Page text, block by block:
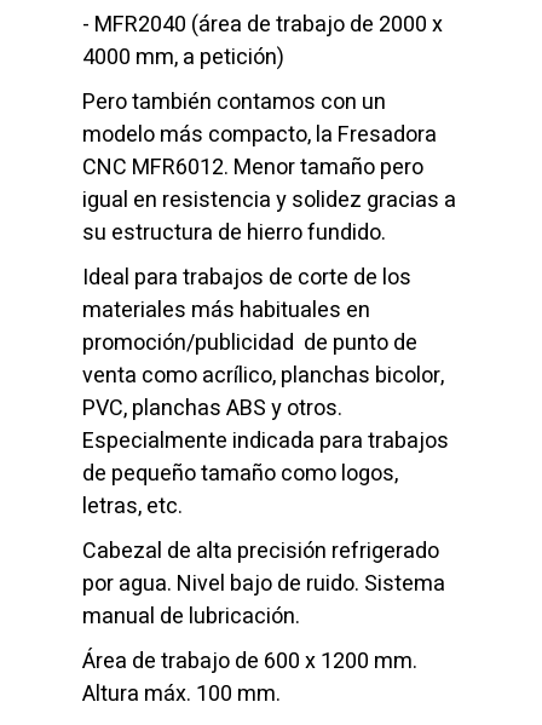
- MFR2040 (área de trabajo de 2000 x
4000 mm, a petición)
Pero también contamos con un
modelo más compacto, la Fresadora
CNC MFR6012. Menor tamaño pero
igual en resistencia y solidez gracias a
su estructura de hierro fundido.
Ideal para trabajos de corte de los
materiales más habituales en
promoción/publicidad de punto de
venta como acrílico, planchas bicolor,
PVC, planchas ABS y otros.
Especialmente indicada para trabajos
de pequeño tamaño como logos,
letras,etc.
Cabezal de alta precisión refrigerado
por agua. Nivel bajo de ruido. Sistema
manual de lubricación.
Área de trabajo de 600 x 1200 mm.
Altura máx. 100 mm.